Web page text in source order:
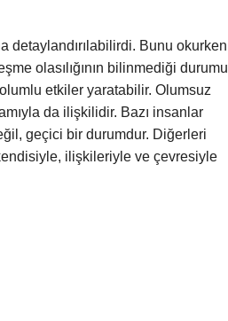
detaylandırılabilirdi. Bunu okurken
olasılığının bilinmediği durumu
etkiler yaratabilir. Olumsuz
da ilişkilidir. Bazı insanlar
geçici bir durumdur. Diğerleri
ilişkileriyle ve çevresiyle